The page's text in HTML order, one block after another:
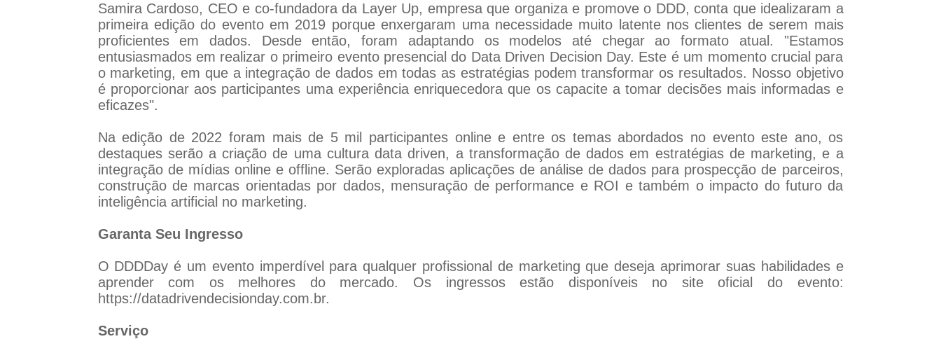
Samira Cardoso, CEO e co-fundadora da Layer Up, empresa que organiza e promove o DDD, conta que idealizaram a
primeira edição do evento em 2019 porque enxergaram uma necessidade muito latente nos clientes de serem mais
proficientes em dados. Desde então, foram adaptando os modelos até chegar ao formato atual. "Estamos
entusiasmados em realizar o primeiro evento presencial do Data Driven Decision Day. Este é um momento crucial para
o marketing, em que a integração de dados em todas as estratégias podem transformar os resultados. Nosso objetivo
é proporcionar aos participantes uma experiência enriquecedora que os capacite a tomar decisões mais informadas e
eficazes".
Na edição de 2022 foram mais de 5 mil participantes online e entre os temas abordados no evento este ano, os
destaques serão a criação de uma cultura data driven, a transformação de dados em estratégias de marketing, e a
integração de mídias online e offline. Serão exploradas aplicações de análise de dados para prospecção de parceiros,
construção de marcas orientadas por dados, mensuração de performance e ROI e também o impacto do futuro da
inteligência artificial no marketing.
Garanta Seu Ingresso
O DDDDay é um evento imperdível para qualquer profissional de marketing que deseja aprimorar suas habilidades e
aprender com os melhores do mercado. Os ingressos estão disponíveis no site oficial do evento:
https://datadrivendecisionday.com.br.
Serviço